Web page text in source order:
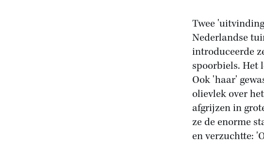
Twee
Nederlandse
introduceerde
spoorbiels. Het
Ook 'haar'
olievlek over
afgrijzen in
ze de enorme
en verzuchtte: